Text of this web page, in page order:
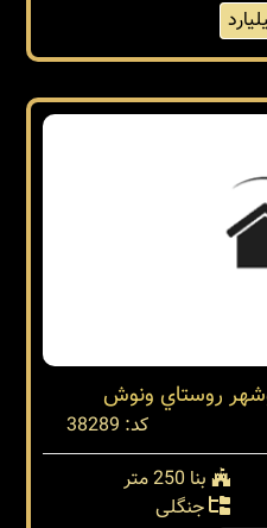
جنگلی